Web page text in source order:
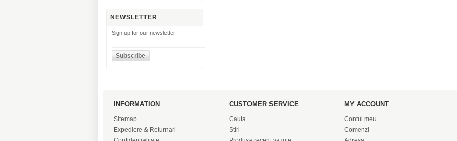
NEWSLETTER
Sign up for our newsletter:
INFORMATION
Sitemap
Expediere & Returnari
CUSTOMER SERVICE
Cauta
Stiri
MY ACCOUNT
Contul meu
Comenzi